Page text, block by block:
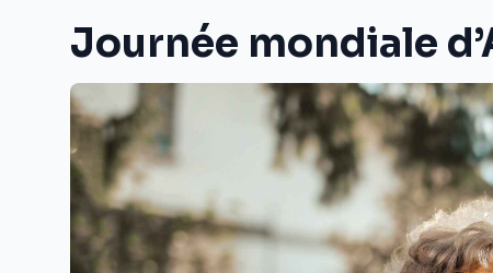
Journée mondiale